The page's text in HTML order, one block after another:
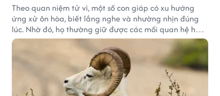
Theo quan niệm tử vi, một số con giáp có xu hướng
ứng xử ôn hòa, biết lắng nghe và nhường nhịn đúng
lúc. Nhờ đó, họ thường giữ được các mối quan hệ hài
hòa và nhận được sự yêu mến từ những người xung